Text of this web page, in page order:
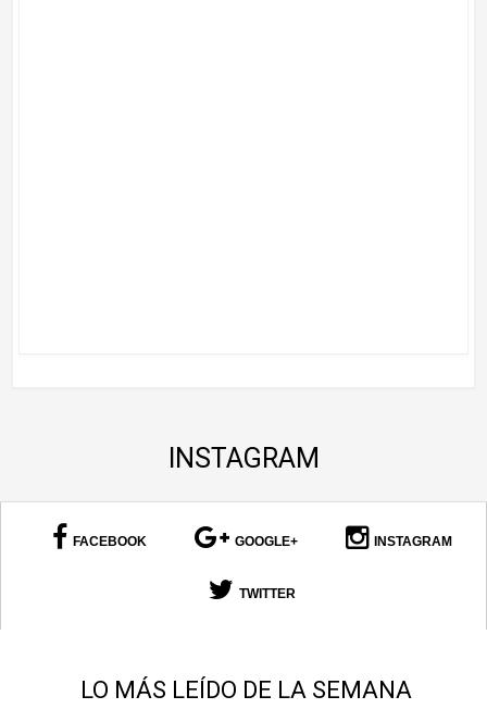
INSTAGRAM
FACEBOOK GOOGLE+ INSTAGRAM
TWITTER
LO MÁS LEÍDO DE LA SEMANA